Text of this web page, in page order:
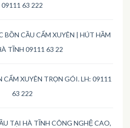
09111 63 222
BỒN CẦU CẨM XUYÊN | HÚT HẦM
TĨNH 09111 63 22
CẨM XUYÊN TRỌN GÓI. LH: 09111
63 222
TẠI HÀ TĨNH CÔNG NGHỆ CAO,